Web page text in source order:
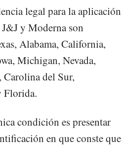
legal para la aplicación
y Moderna son
Alabama, California,
Michigan, Nevada,
del Sur,
Florida.
condición es presentar
en que conste que